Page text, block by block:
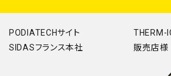
PODIATECHサイト
THERM-
SIDASフランス本社
販売店